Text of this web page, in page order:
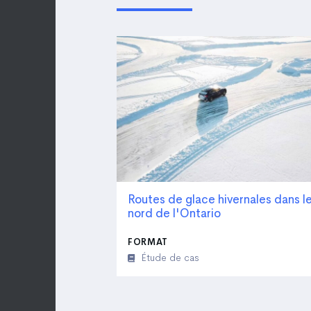
Routes de glace hivernales dans
nord de l'Ontario
FORMAT
Étude de cas